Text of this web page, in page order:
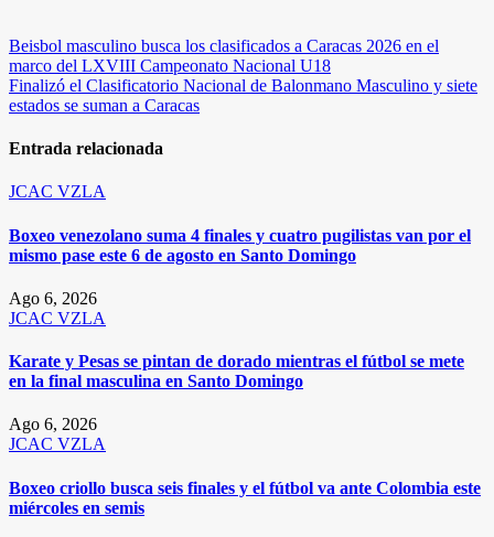
Navegación
de
entradas
Beisbol masculino busca los clasificados a Caracas 2026 en el
marco del LXVIII Campeonato Nacional U18
Finalizó el Clasificatorio Nacional de Balonmano Masculino y siete
estados se suman a Caracas
Entrada relacionada
JCAC VZLA
Boxeo venezolano suma 4 finales y cuatro pugilistas van por el
mismo pase este 6 de agosto en Santo Domingo
Ago 6, 2026
JCAC VZLA
Karate y Pesas se pintan de dorado mientras el fútbol se mete
en la final masculina en Santo Domingo
Ago 6, 2026
JCAC VZLA
Boxeo criollo busca seis finales y el fútbol va ante Colombia este
miércoles en semis